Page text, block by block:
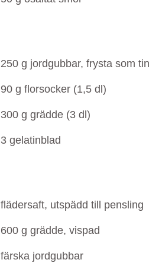
250 g jordgubbar, frysta som
90 g florsocker (1,5 dl)
300 g grädde (3 dl)
3 gelatinblad
flädersaft, utspädd till pensling
600 g grädde, vispad
färska jordgubbar